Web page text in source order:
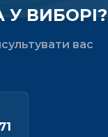
ВИБОРІ?
вас